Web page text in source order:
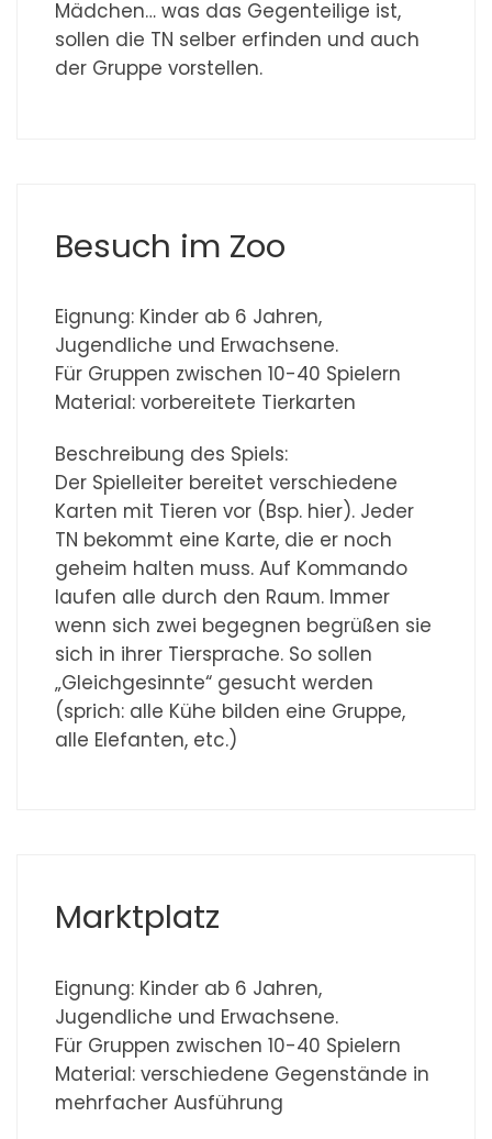
Mädchen… was das Gegenteilige ist,
sollen die TN selber erfinden und auch
der Gruppe vorstellen.
Besuch im Zoo
Eignung: Kinder ab 6 Jahren,
Jugendliche und Erwachsene.
Für Gruppen zwischen 10-40 Spielern
Material: vorbereitete Tierkarten
Beschreibung des Spiels:
Der Spielleiter bereitet verschiedene
Karten mit Tieren vor (Bsp. hier). Jeder
TN bekommt eine Karte, die er noch
geheim halten muss. Auf Kommando
laufen alle durch den Raum. Immer
wenn sich zwei begegnen begrüßen sie
sich in ihrer Tiersprache. So sollen
„Gleichgesinnte“ gesucht werden
(sprich: alle Kühe bilden eine Gruppe,
alle Elefanten, etc.)
Marktplatz
Eignung: Kinder ab 6 Jahren,
Jugendliche und Erwachsene.
Für Gruppen zwischen 10-40 Spielern
Material: verschiedene Gegenstände in
mehrfacher Ausführung